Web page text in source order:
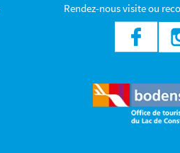
Rendez-nous visite ou